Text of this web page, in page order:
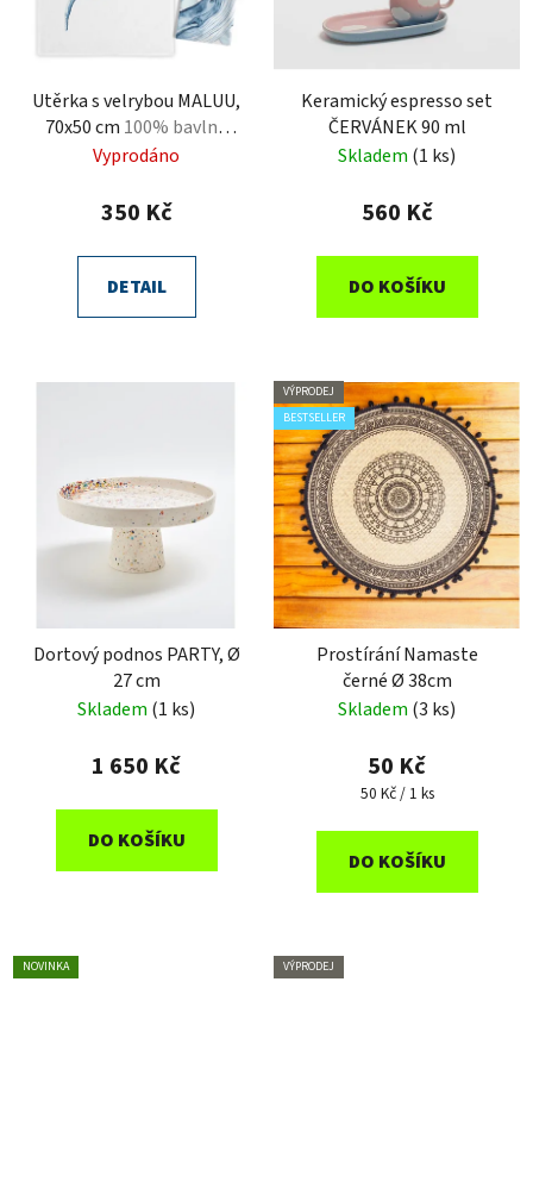
Utěrka s velrybou MALUU,
70x50 cm 100% bavlna
OEKO-TEX®
Vyprodáno
350 Kč
DETAIL
Keramický espresso set
ČERVÁNEK 90 ml
Skladem (1 ks)
560 Kč
DO KOŠÍKU
Dortový podnos PARTY, Ø
27 cm
Skladem (1 ks)
1 650 Kč
DO KOŠÍKU
VÝPRODEJ
BESTSELLER
Prostírání Namaste
černé Ø 38cm
Skladem (3 ks)
50 Kč
Měrná
50 Kč / 1 ks
DO KOŠÍKU
NOVINKA VÝPRODEJ